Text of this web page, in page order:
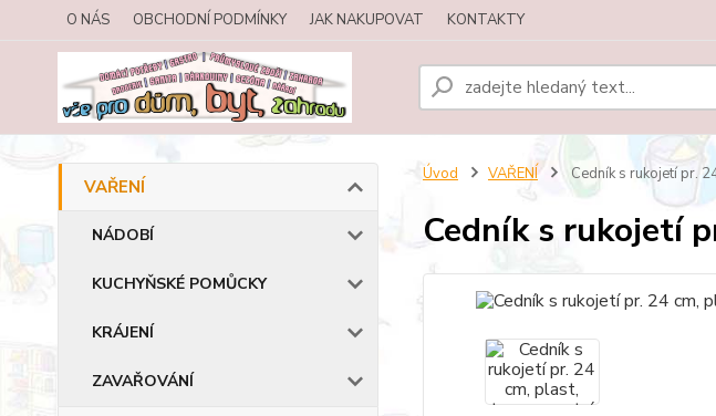
O NÁS OBCHODNÍ PODMÍNKY JAK NAKUPOVAT KONTAKTY
VAŘENÍ
NÁDOBÍ
KUCHYŇSKÉ POMŮCKY
KRÁJENÍ
ZAVAŘOVÁNÍ
Úvod VAŘENÍ Cedník s rukojetí pr.
Cedník s rukojetí